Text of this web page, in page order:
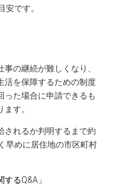
安です。
の継続が難しくなり、
活を保障するための制度
った場合に申請できるも
す。
されるか判明するまで約
早めに居住地の市区町村
るQ&A」